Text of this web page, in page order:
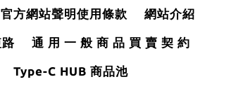
官方網站聲明使用條款 網站介紹
通 用 一 般 商 品 買 賣 契 約
Type-C HUB 商品池